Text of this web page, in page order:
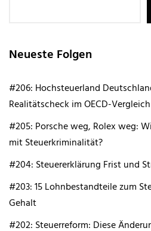
Neueste Folgen
#206: Hochsteuerland
Realitätscheck im OECD-Vergleich
#205: Porsche weg, Rolex weg:
mit Steuerkriminalität?
#204: Steuererklärung Frist und
#203: 15 Lohnbestandteile zum
Gehalt
#202: Steuerreform: Diese